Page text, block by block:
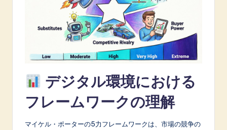
in
デジタル環境における
フレームワークの理解
マイケル・ポーターの5力フレームワークは、市場の競争の